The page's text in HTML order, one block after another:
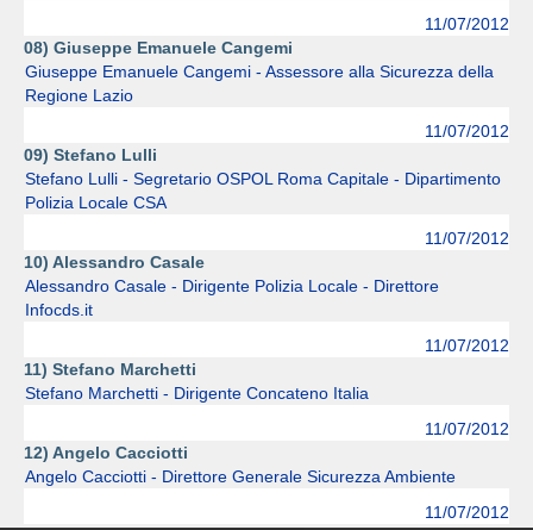
11/07/2012
08) Giuseppe Emanuele Cangemi
Giuseppe Emanuele Cangemi - Assessore alla Sicurezza della
Regione Lazio
11/07/2012
09) Stefano Lulli
Stefano Lulli - Segretario OSPOL Roma Capitale - Dipartimento
Polizia Locale CSA
11/07/2012
10) Alessandro Casale
Alessandro Casale - Dirigente Polizia Locale - Direttore
Infocds.it
11/07/2012
11) Stefano Marchetti
Stefano Marchetti - Dirigente Concateno Italia
11/07/2012
12) Angelo Cacciotti
Angelo Cacciotti - Direttore Generale Sicurezza Ambiente
11/07/2012